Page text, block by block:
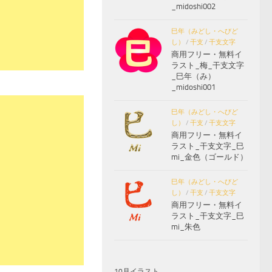
_midoshi002
巳年（みどし・へびど
し）
/ 干支 / 干支文字
商用フリー・無料イ
ラスト_梅_干支文字
_巳年（み）
_midoshi001
巳年（みどし・へびど
し）
/ 干支 / 干支文字
商用フリー・無料イ
ラスト_干支文字_巳
mi_金色（ゴールド）
巳年（みどし・へびど
し）
/ 干支 / 干支文字
商用フリー・無料イ
ラスト_干支文字_巳
mi_朱色